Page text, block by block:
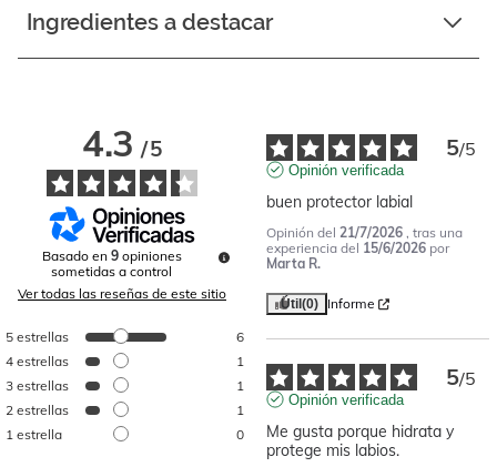
Ingredientes a destacar
4.3/5
Basado en 9 opiniones
sometidas a control
Ver todas las reseñas de este sitio
5 estrellas
6
4 estrellas
1
3 estrellas
1
2 estrellas
1
1 estrella 0
5/5
Opinión verificada
buen protector labial
Opinión del 21/7/2026 , tras una
experiencia del 15/6/2026 por
Marta R.
Útil (0) Informe
5/5
Opinión verificada
Me gusta porque hidrata y
protege mis labios.